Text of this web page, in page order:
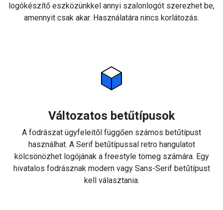
logókészítő eszközünkkel annyi szalonlogót szerezhet be,
amennyit csak akar. Használatára nincs korlátozás.
Változatos betűtípusok
A fodrászat ügyfeleitől függően számos betűtípust
használhat. A Serif betűtípussal retro hangulatot
kölcsönözhet logójának a freestyle tömeg számára. Egy
hivatalos fodrásznak modern vagy Sans-Serif betűtípust
kell választania.